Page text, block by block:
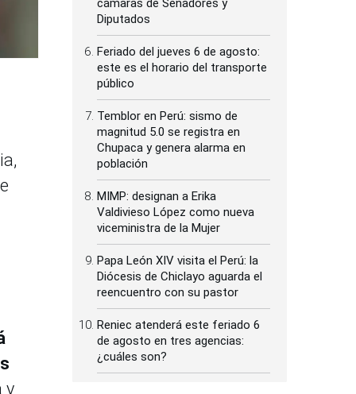
y
cámaras de Senadores y
Diputados
Feriado del jueves 6 de agosto:
este es el horario del transporte
público
Temblor en Perú: sismo de
magnitud 5.0 se registra en
Chupaca y genera alarma en
población
MIMP: designan a Erika
Valdivieso López como nueva
viceministra de la Mujer
Papa León XIV visita el Perú: la
Diócesis de Chiclayo aguarda el
reencuentro con su pastor
Reniec atenderá este feriado 6
de agosto en tres agencias:
¿cuáles son?